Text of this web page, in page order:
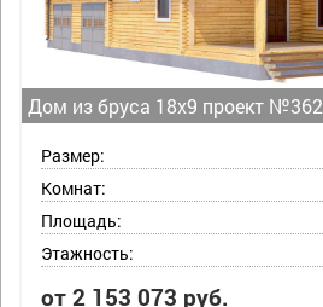
Дом из бруса 18х9 проект №362
Размер:
Комнат:
Площадь:
Этажность:
от 2 153 073 руб.